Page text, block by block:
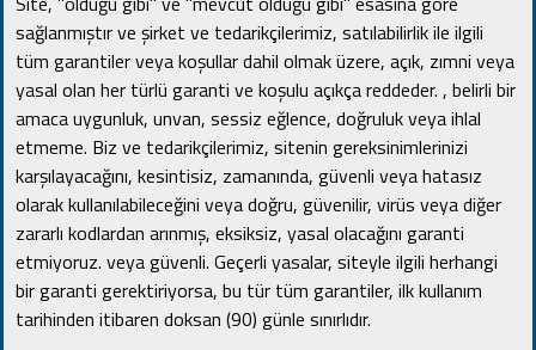
sağlanmıştır ve şirket ve tedarikçilerimiz, satılabilirlik ile ilgili
tüm garantiler veya koşullar dahil olmak üzere, açık, zımni veya
yasal olan her türlü garanti ve koşulu açıkça reddeder. , belirli bir
amaca uygunluk, unvan, sessiz eğlence, doğruluk veya ihlal
etmeme. Biz ve tedarikçilerimiz, sitenin gereksinimlerinizi
karşılayacağını, kesintisiz, zamanında, güvenli veya hatasız
olarak kullanılabileceğini veya doğru, güvenilir, virüs veya diğer
zararlı kodlardan arınmış, eksiksiz, yasal olacağını garanti
etmiyoruz. veya güvenli. Geçerli yasalar, siteyle ilgili herhangi
bir garanti gerektiriyorsa, bu tür tüm garantiler, ilk kullanım
tarihinden itibaren doksan (90) günle sınırlıdır.